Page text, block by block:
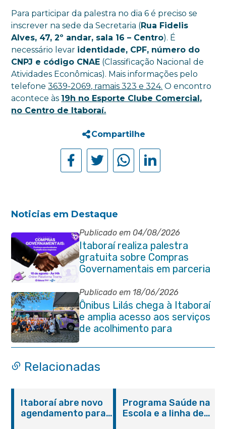
Para participar da palestra no dia 6 é preciso se
inscrever na sede da Secretaria (Rua Fidelis
Alves, 47, 2º andar, sala 16 – Centro). É
necessário levar identidade, CPF, número do
CNPJ e código CNAE (Classificação Nacional de
Atividades Econômicas). Mais informações pelo
telefone3639-2069, ramais 323 e 324. O encontro
acontece às 19h no Esporte Clube Comercial,
no Centro de Itaboraí.
Compartilhe
Noticias em Destaque
Publicado em 04/08/2026
Itaboraí realiza palestra
gratuita sobre Compras
Governamentais em parceria
Publicado em 18/06/2026
Ônibus Lilás chega à Itaboraí
e amplia acesso aos serviços
de acolhimento para
mulheres
Relacionadas
Itaboraí abre novo
agendamento para
Programa Saúde na
Escola e a linha de